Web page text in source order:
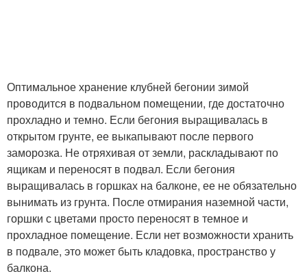
Оптимальное хранение клубней бегонии зимой
проводится в подвальном помещении, где достаточно
прохладно и темно. Если бегония выращивалась в
открытом грунте, ее выкапывают после первого
заморозка. Не отряхивая от земли, раскладывают по
ящикам и переносят в подвал. Если бегония
выращивалась в горшках на балконе, ее не обязательно
вынимать из грунта. После отмирания наземной части,
горшки с цветами просто переносят в темное и
прохладное помещение. Если нет возможности хранить
в подвале, это может быть кладовка, пространство у
балкона.